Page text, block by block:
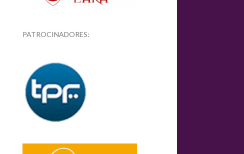
PATROCINADORES: